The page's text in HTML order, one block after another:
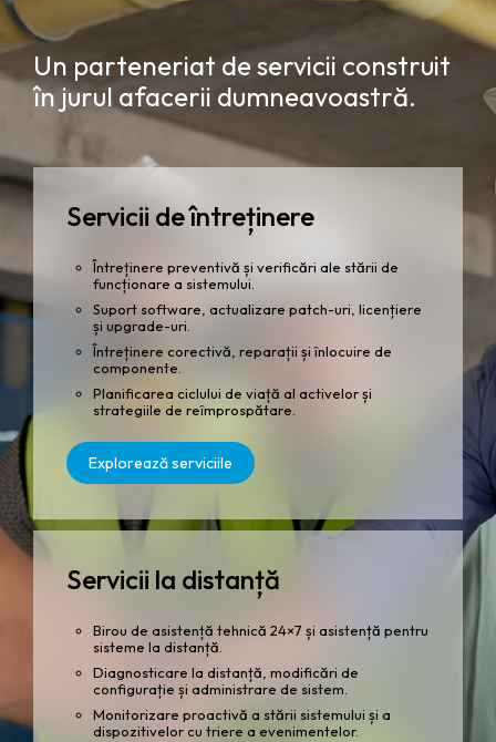
Un parteneriat de servicii construit
în jurul afacerii dumneavoastră.
Servicii de întreținere
Întreținere preventivă și verificări ale stării de
funcționare a sistemului.
Suport software, actualizare patch-uri, licențiere
și upgrade-uri.
Întreținere corectivă, reparații și înlocuire de
componente.
Planificarea ciclului de viață al activelor și
strategiile de reîmprospătare.
Explorează serviciile
Servicii la distanță
Birou de asistență tehnică 24×7 și asistență pentru
sisteme la distanță.
Diagnosticare la distanță, modificări de
configurație și administrare de sistem.
Monitorizare proactivă a stării sistemului și a
dispozitivelor cu triere a evenimentelor.